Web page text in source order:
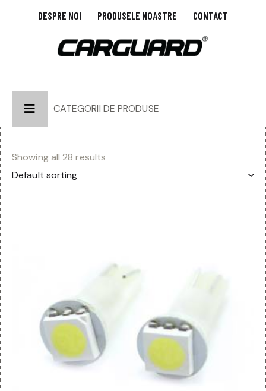
DESPRE NOI PRODUSELE NOASTRE CONTACT
CATEGORII DE PRODUSE
Showing all 28 results